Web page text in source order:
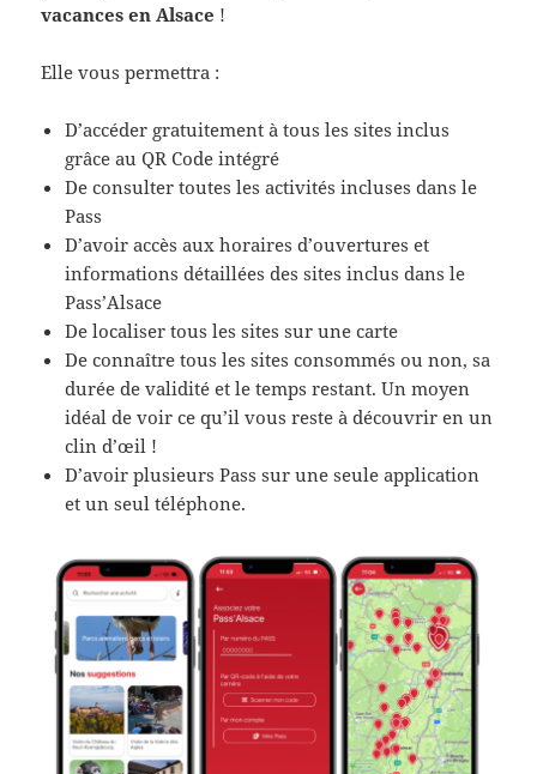
vacances en Alsace !
Elle vous permettra :
D’accéder gratuitement à tous les sites inclus
grâce au QR Code intégré
De consulter toutes les activités incluses dans le
Pass
D’avoir accès aux horaires d’ouvertures et
informations détaillées des sites inclus dans le
Pass’Alsace
De localiser tous les sites sur une carte
De connaître tous les sites consommés ou non, sa
durée de validité et le temps restant. Un moyen
idéal de voir ce qu’il vous reste à découvrir en un
clin d’œil !
D’avoir plusieurs Pass sur une seule application
et un seul téléphone.